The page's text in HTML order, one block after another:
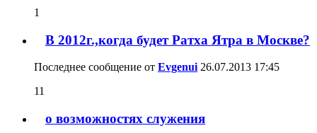
1
В 2012г.,когда будет Ратха Ятра в Москве?
Последнее сообщение от Evgenui 26.07.2013 17:45
11
о возможностях служения